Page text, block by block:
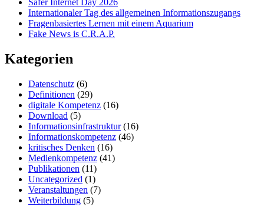
Safer Internet Day 2026
Internationaler Tag des allgemeinen Informationszugangs
Fragenbasiertes Lernen mit einem Aquarium
Fake News is C.R.A.P.
Kategorien
Datenschutz (6)
Definitionen (29)
digitale Kompetenz (16)
Download (5)
Informationsinfrastruktur(16)
Informationskompetenz (46)
kritisches Denken (16)
Medienkompetenz (41)
Publikationen (11)
Uncategorized (1)
Veranstaltungen (7)
Weiterbildung (5)